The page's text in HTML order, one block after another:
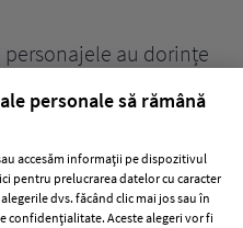
personajele au dorințe
personale să rămână
accesăm informații pe dispozitivul
pentru prelucrarea datelor cu caracter
dvs. făcând clic mai jos sau în
confidențialitate. Aceste alegeri vor fi